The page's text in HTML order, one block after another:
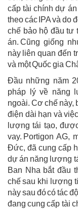
cấp tài chính dự
theo các IPA và do
chế bảo hộ đầu tư
án. Cũng giống
này liên quan đến
và một Quốc gia
Đầu những năm
pháp lý về năng
ngoài. Cơ chế này,
điện dài hạn và
lượng tái tạo,
vay. Portigon AG,
Đức, đã cung cấp
dự án năng lượng
Ban Nha bắt đầu
chế sau khi lượng
này sau đó có tác
đang cung cấp tài